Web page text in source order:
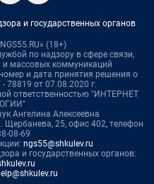
и государственных органов
(18+)
по надзору в сфере связи,
массовых коммуникаций
и дата принятия решения о
78819 от 07.08.2020 г.
ответственностью "ИНТЕРНЕТ
Ангелина Алексеевна
Щербанева, 25, офис 402, телефон
08-69
ngs55@shkulev.ru
и государственных органов: